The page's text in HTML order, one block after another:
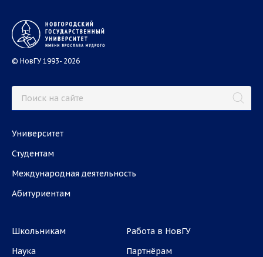
© НовГУ 1993- 2026
Университет
Студентам
Международная деятельность
Абитуриентам
Школьникам
Наука
Работа в НовГУ
Партнёрам